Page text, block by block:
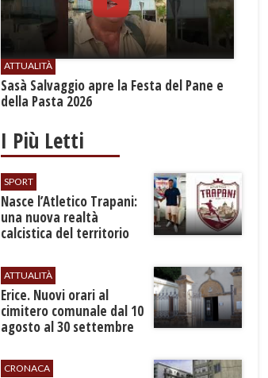
ATTUALITÀ
Sasà Salvaggio apre la Festa del Pane e
della Pasta 2026
I Più Letti
SPORT
Nasce l’Atletico Trapani:
una nuova realtà
calcistica del territorio
ATTUALITÀ
​Erice. Nuovi orari al
cimitero comunale dal 10
agosto al 30 settembre
CRONACA